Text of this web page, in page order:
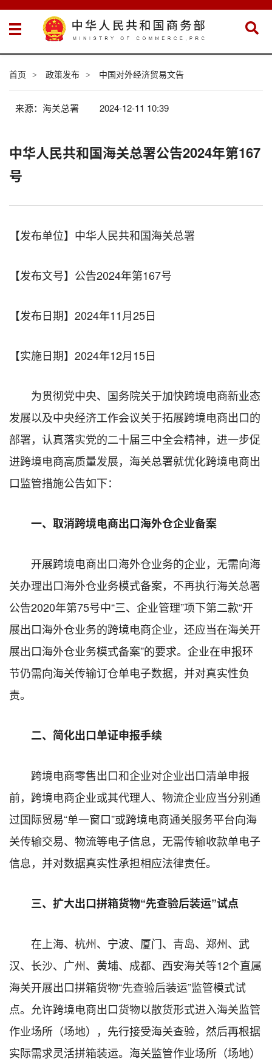
首页 > 政策发布 > 中国对外经济贸易文告
来源：海关总署 2024-12-11 10:39
中华人民共和国海关总署公告2024年第167
号
【发布单位】中华人民共和国海关总署
【发布文号】公告2024年第167号
【发布日期】 2024年11月25日
【实施日期】 2024年12月15日
为贯彻党中央、国务院关于加快跨境电商新业态
发展以及中央经济工作会议关于拓展跨境电商出口的
部署，认真落实党的二十届三中全会精神，进一步促
进跨境电商高质量发展，海关总署就优化跨境电商出
口监管措施公告如下：
一、取消跨境电商出口海外仓企业备案
开展跨境电商出口海外仓业务的企业，无需向海
关办理出口海外仓业务模式备案，不再执行海关总署
公告2020年第75号中“三、企业管理”项下第二款“开
展出口海外仓业务的跨境电商企业，还应当在海关开
展出口海外仓业务模式备案”的要求。企业在申报环
节仍需向海关传输订仓单电子数据，并对真实性负
责。
二、简化出口单证申报手续
跨境电商零售出口和企业对企业出口清单申报
前，跨境电商企业或其代理人、物流企业应当分别通
过国际贸易“单一窗口”或跨境电商通关服务平台向海
关传输交易、物流等电子信息，无需传输收款单电子
信息，并对数据真实性承担相应法律责任。
三、扩大出口拼箱货物“先查验后装运”试点
在上海、杭州、宁波、厦门、青岛、郑州、武
汉、长沙、广州、黄埔、成都、西安海关等12个直属
海关开展出口拼箱货物“先查验后装运”监管模式试
点。允许跨境电商出口货物以散货形式进入海关监管
作业场所（场地），先行接受海关查验，然后再根据
实际需求灵活拼箱装运。海关监管作业场所（场地）